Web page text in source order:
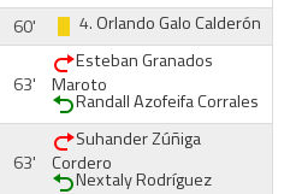
60'
4. Orlando Galo Calderón
63'
Esteban Granados
Maroto
Randall Azofeifa Corrales
63'
Suhander Zúñiga
Cordero
Nextaly Rodríguez